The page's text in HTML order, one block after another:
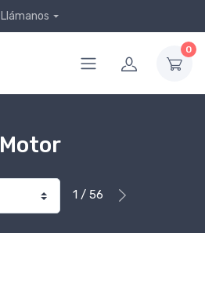
Llámanos
0
Motor
1 / 56